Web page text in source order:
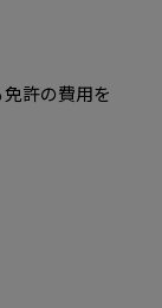
許の費用を